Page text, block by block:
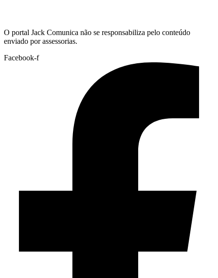
O portal Jack Comunica não se responsabiliza pelo conteúdo
enviado por assessorias.
Facebook-f